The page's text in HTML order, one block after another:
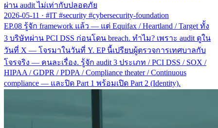
ผ่าน audit ไม่เท่ากับปลอดภัย
2026-05-11 · #IT #security #cybersecurity-foundation
EP.08 รู้จัก framework แล้ว — แต่ Equifax / Heartland / Target ทั้ง
3 บริษัทผ่าน PCI DSS ก่อนโดน breach. ทำไม? เพราะ audit ดูใน
วันที่ X — โจรมาในวันที่ Y. EP นี้เปรียบผู้ตรวจการเทศบาลกับ
โจรจริง — คนละเรื่อง. รู้จัก audit 3 ประเภท / PCI DSS / SOX /
HIPAA / GDPR / PDPA / Compliance theater / Continuous
compliance — และปิด Part 1 พร้อมเปิด Part 2 (Identity).